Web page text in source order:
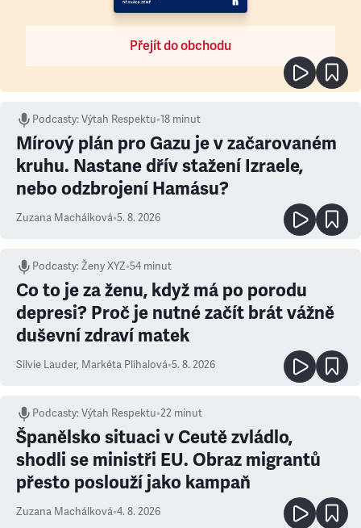
Přejít do obchodu
Podcasty:Výtah Respektu•18 minut
Mírový plán pro Gazu je v začarovaném
kruhu. Nastane dřív stažení Izraele,
nebo odzbrojení Hamásu?
Zuzana Machálková•5. 8. 2026
Podcasty:Ženy XYZ•54 minut
Co to je za ženu, když má po porodu
depresi? Proč je nutné začít brát vážně
duševní zdraví matek
Silvie Lauder, Markéta Plíhalová•5. 8. 2026
Podcasty:Výtah Respektu•22 minut
Španělsko situaci v Ceutě zvládlo,
shodli se ministři EU. Obraz migrantů
přesto poslouží jako kampaň
Zuzana Machálková•4. 8. 2026